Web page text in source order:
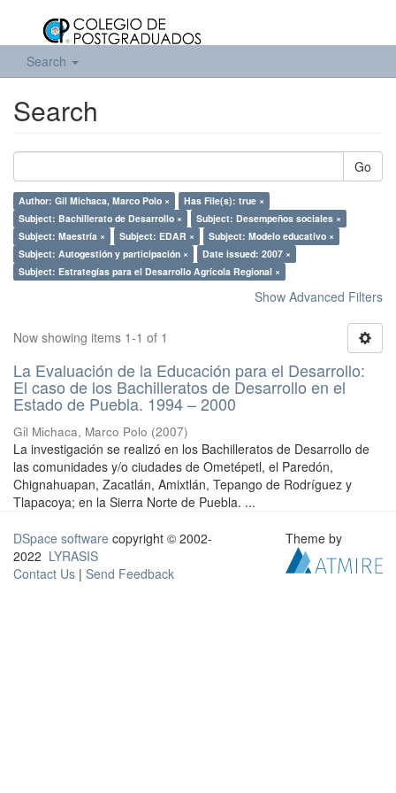
Search
Search
Go
Author: Gil Michaca, Marco Polo ×
Has File(s): true ×
Subject: Bachillerato de Desarrollo ×
Subject: Desempeños sociales ×
Subject: Maestría ×
Subject: EDAR ×
Subject: Modelo educativo ×
Subject: Autogestión y participación ×
Date issued: 2007 ×
Subject: Estrategías para el Desarrollo Agrícola Regional ×
Show Advanced Filters
Now showing items 1-1 of 1
La Evaluación de la Educación para el Desarrollo:
El caso de los Bachilleratos de Desarrollo en el
Estado de Puebla. 1994 – 2000
Gil Michaca, Marco Polo (2007)
La investigación se realizó en los Bachilleratos de Desarrollo de
las comunidades y/o ciudades de Ometépetl, el Paredón,
Chignahuapan, Zacatlán, Amixtlán, Tepango de Rodríguez y
Tlapacoya; en la Sierra Norte de Puebla. ...
DSpace software copyright © 2002-
2022 LYRASIS
Contact Us | Send Feedback
Theme by